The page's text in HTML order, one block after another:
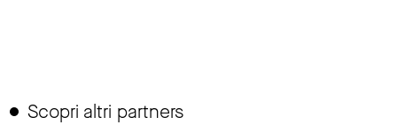
Scopri altri partners